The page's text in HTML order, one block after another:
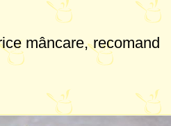
mâncare, recomand